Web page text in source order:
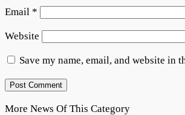
Email *
Website
Save my name, email, and website in
More News Of This Category